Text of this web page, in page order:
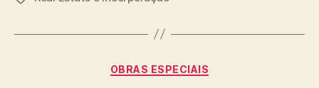
OBRAS ESPECIAIS